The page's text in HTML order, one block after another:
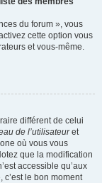
du forum », vous
activez cette option vous
et vous-même.
différent de celui
de l’utilisateuret
où vous vous
que la modification
accessible qu’aux
c’est le bon moment